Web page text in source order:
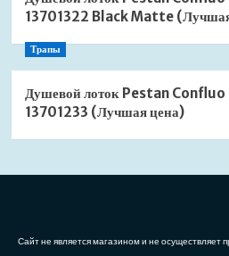
13701322 Black Matte
Трапы
Душевой лоток Pestan
13701233 (Лучшая цена)
Сайт не является магазином и не осуществляет